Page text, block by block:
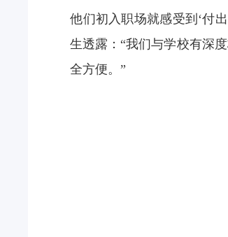
他们初入职场就感受到 ‘付
生透露： “我们与学校有深
全方便。”